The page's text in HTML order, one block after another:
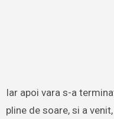
Iar apoi vara s-a
pline de soare, si a